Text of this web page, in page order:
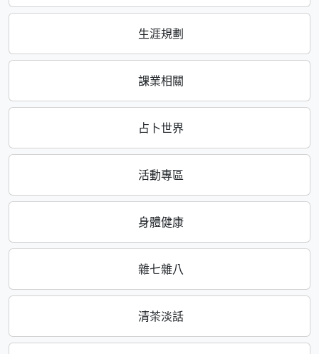
生涯規劃
課業相關
占卜世界
活動專區
身體健康
雜七雜八
清茶淡話